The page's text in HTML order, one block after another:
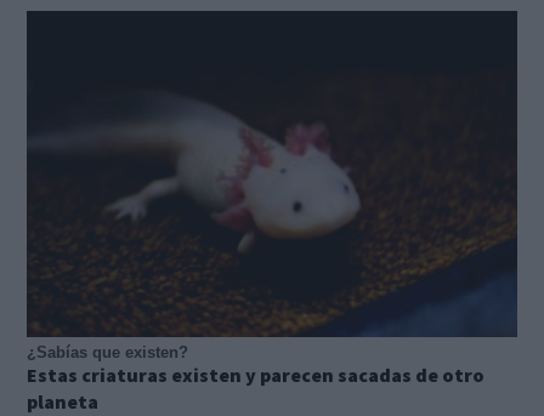
¿Sabías que existen?
Estas criaturas existen y parecen sacadas de otro
planeta